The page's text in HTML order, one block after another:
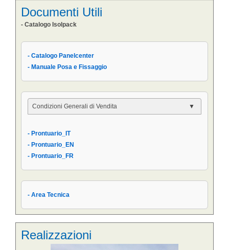
Documenti Utili
- Catalogo Isolpack
- Catalogo Panelcenter
- Manuale Posa e Fissaggio
Condizioni Generali di Vendita
- Condizioni di Vendita AIPPEG
- Prontuario_IT
- Prontuario_IT
- Prontuario_EN
- Prontuario_FR
- Area Tecnica
Realizzazioni